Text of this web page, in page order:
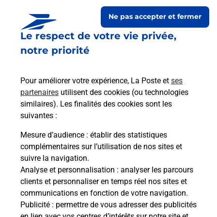
Le respect de votre vie privée,
notre priorité
Pour améliorer votre expérience, La Poste et ses
partenaires utilisent des cookies (ou technologies
similaires). Les finalités des cookies sont les
suivantes :
Mesure d’audience : établir des statistiques
complémentaires sur l’utilisation de nos sites et
suivre la navigation.
Analyse et personnalisation : analyser les parcours
clients et personnaliser en temps réel nos sites et
communications en fonction de votre navigation.
Publicité : permettre de vous adresser des publicités
Ne pas accepter et fermer
Boîte aux lettres La Poste
Prochaine collecte du courrier vendredi
08h30
5 Place De La Mairie
18200 La Groutte
Itinéraire
Le lien s'ouvre dans un nouvel onglet